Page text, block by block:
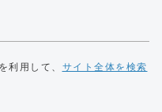
利用して、 サイト全体を検索